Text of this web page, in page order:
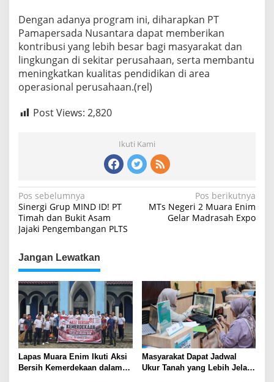
Dengan adanya program ini, diharapkan PT
Pamapersada Nusantara dapat memberikan
kontribusi yang lebih besar bagi masyarakat dan
lingkungan di sekitar perusahaan, serta membantu
meningkatkan kualitas pendidikan di area
operasional perusahaan.(rel)
Post Views: 2,820
Ikuti Kami
Navigasi
pos
Pos sebelumnya
Sinergi Grup MIND ID! PT
Timah dan Bukit Asam
Jajaki Pengembangan PLTS
Pos berikutnya
MTs Negeri 2 Muara Enim
Gelar Madrasah Expo
Jangan Lewatkan
Lapas Muara Enim Ikuti Aksi
Bersih Kemerdekaan dalam
Masyarakat Dapat Jadwal
Ukur Tanah yang Lebih Jelas